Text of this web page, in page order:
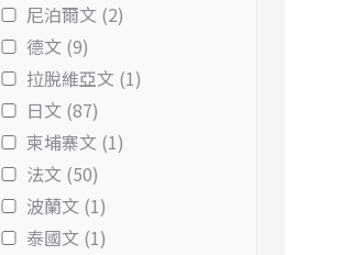
尼泊爾文 (2)
德文 (9)
拉脫維亞文 (1)
日文 (87)
柬埔寨文 (1)
法文 (50)
波蘭文 (1)
泰國文 (1)